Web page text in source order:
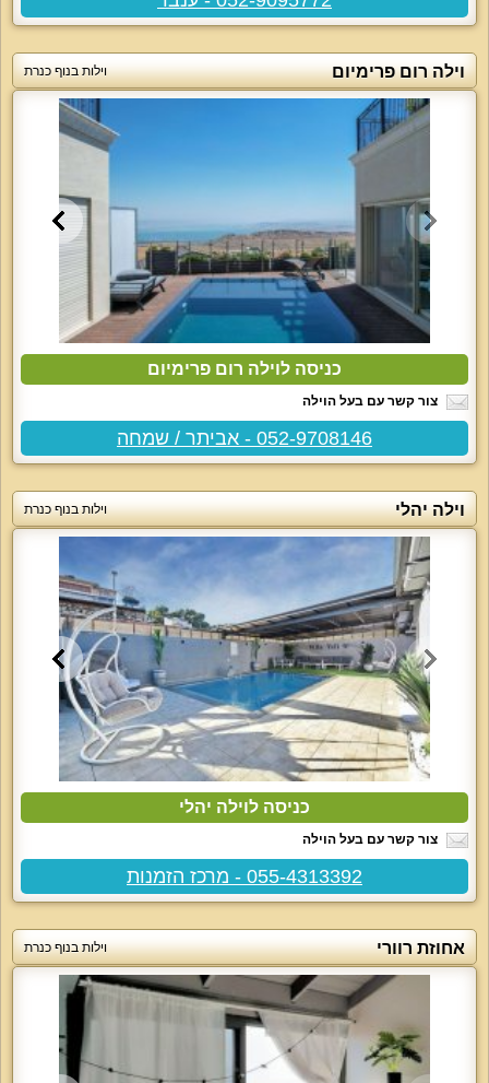
וילה רום פרימיום וילות בנוף כנרת
כניסה לוילה רום פרימיום
צור קשר עם בעל הוילה
052-9708146 - אביתר / שמחה
וילה יהלי וילות בנוף כנרת
כניסה לוילה יהלי
צור קשר עם בעל הוילה
055-4313392 - מרכז הזמנות
אחוזת רוורי וילות בנוף כנרת